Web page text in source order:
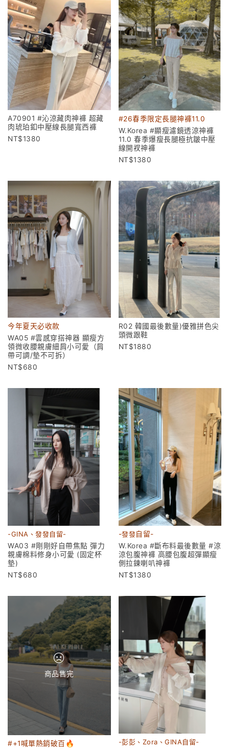
A70901 #沁涼藏肉神褲 超藏
肉琥珀釦中壓線長腿寬西褲
1380
#26春季限定長腿神褲11.0
W.Korea #顯瘦濾鏡透涼神褲
11.0 春季爆瘦長腿極抗皺中壓
線開衩神褲
1380
今年夏天必收款
WA05 #雲感穿搭神器 顯瘦方
領微收腰親膚細肩小可愛（肩
帶可調/墊不可拆）
680
R02 韓國最後數量)優雅拼色尖
頭微跟鞋
1880
-GINA、發發自留-
WA03 #剛剛好自帶焦點 彈力
親膚棉料修身小可愛 (固定杯
墊)
680
-發發自留-
W.Korea #斷布料最後數量 #涼
涼包腹神褲 高腰包腹超彈顯瘦
側拉鍊喇叭神褲
1380
商品售完
#+1喊單熱銷破百🔥
-彭彭、Zora、GINA自留-